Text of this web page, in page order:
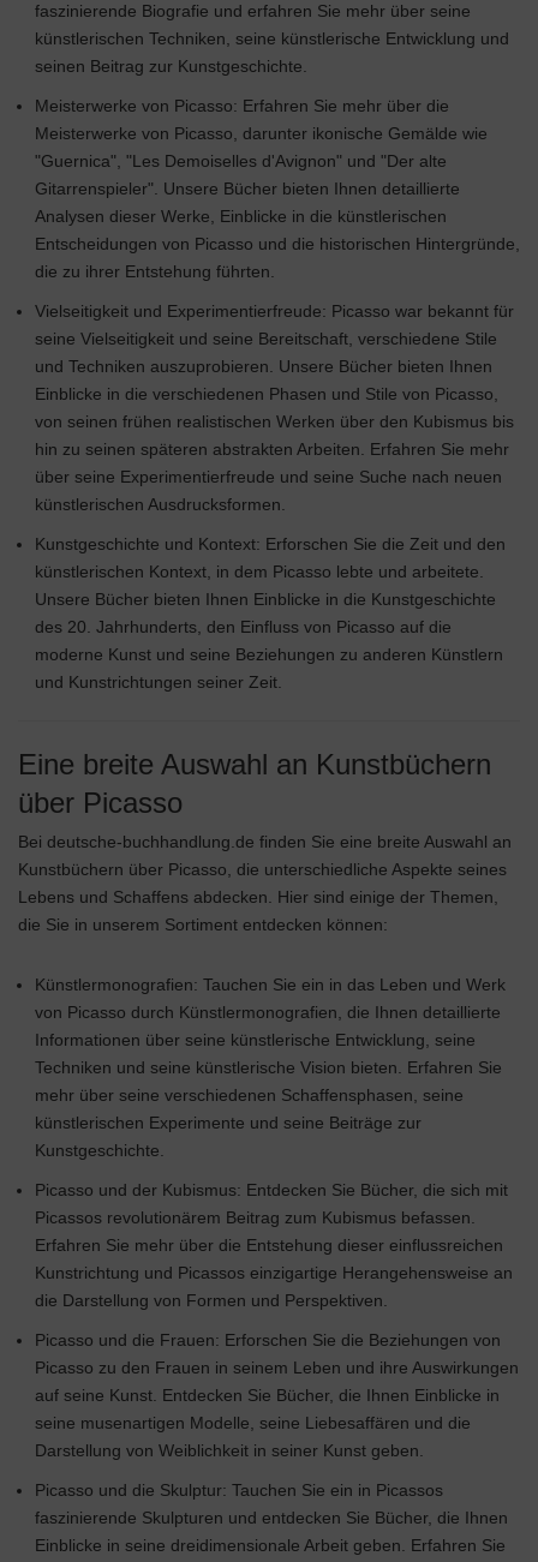
faszinierende Biografie und erfahren Sie mehr über seine
künstlerischen Techniken, seine künstlerische Entwicklung und
seinen Beitrag zur Kunstgeschichte.
Meisterwerke von Picasso: Erfahren Sie mehr über die
Meisterwerke von Picasso, darunter ikonische Gemälde wie
"Guernica", "Les Demoiselles d'Avignon" und "Der alte
Gitarrenspieler". Unsere Bücher bieten Ihnen detaillierte
Analysen dieser Werke, Einblicke in die künstlerischen
Entscheidungen von Picasso und die historischen Hintergründe,
die zu ihrer Entstehung führten.
Vielseitigkeit und Experimentierfreude: Picasso war bekannt für
seine Vielseitigkeit und seine Bereitschaft, verschiedene Stile
und Techniken auszuprobieren. Unsere Bücher bieten Ihnen
Einblicke in die verschiedenen Phasen und Stile von Picasso,
von seinen frühen realistischen Werken über den Kubismus bis
hin zu seinen späteren abstrakten Arbeiten. Erfahren Sie mehr
über seine Experimentierfreude und seine Suche nach neuen
künstlerischen Ausdrucksformen.
Kunstgeschichte und Kontext: Erforschen Sie die Zeit und den
künstlerischen Kontext, in dem Picasso lebte und arbeitete.
Unsere Bücher bieten Ihnen Einblicke in die Kunstgeschichte
des 20. Jahrhunderts, den Einfluss von Picasso auf die
moderne Kunst und seine Beziehungen zu anderen Künstlern
und Kunstrichtungen seiner Zeit.
Eine breite Auswahl an Kunstbüchern
über Picasso
Bei deutsche-buchhandlung.de finden Sie eine breite Auswahl an
Kunstbüchern über Picasso, die unterschiedliche Aspekte seines
Lebens und Schaffens abdecken. Hier sind einige der Themen,
die Sie in unserem Sortiment entdecken können:
Künstlermonografien: Tauchen Sie ein in das Leben und Werk
von Picasso durch Künstlermonografien, die Ihnen detaillierte
Informationen über seine künstlerische Entwicklung, seine
Techniken und seine künstlerische Vision bieten. Erfahren Sie
mehr über seine verschiedenen Schaffensphasen, seine
künstlerischen Experimente und seine Beiträge zur
Kunstgeschichte.
Picasso und der Kubismus: Entdecken Sie Bücher, die sich mit
Picassos revolutionärem Beitrag zum Kubismus befassen.
Erfahren Sie mehr über die Entstehung dieser einflussreichen
Kunstrichtung und Picassos einzigartige Herangehensweise an
die Darstellung von Formen und Perspektiven.
Picasso und die Frauen: Erforschen Sie die Beziehungen von
Picasso zu den Frauen in seinem Leben und ihre Auswirkungen
auf seine Kunst. Entdecken Sie Bücher, die Ihnen Einblicke in
seine musenartigen Modelle, seine Liebesaffären und die
Darstellung von Weiblichkeit in seiner Kunst geben.
Picasso und die Skulptur: Tauchen Sie ein in Picassos
faszinierende Skulpturen und entdecken Sie Bücher, die Ihnen
Einblicke in seine dreidimensionale Arbeit geben. Erfahren Sie